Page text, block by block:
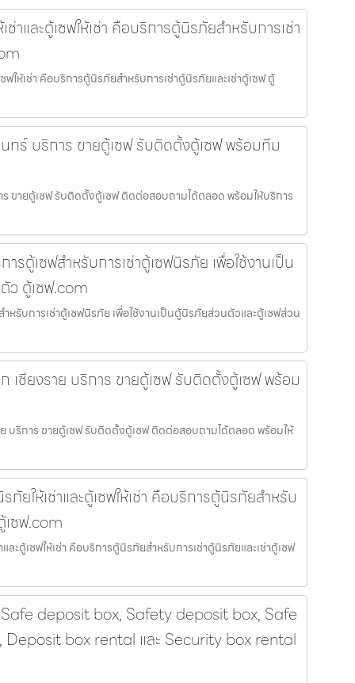
าและตู้เซฟให้เช่า คือบริการตู้นิรภัยสำหรับการเช่า
ให้เช่า คือบริการตู้นิรภัยสำหรับการเช่าตู้นิรภัยและเช่าตู้เซฟ ตู้
ทร์ บริการ ขายตู้เซฟ รับติดตั้งตู้เซฟ พร้อมทีม
ขายตู้เซฟ รับติดตั้งตู้เซฟ ติดต่อสอบถามได้ตลอด พร้อมให้บริการ
ตู้เซฟสำหรับการเช่าตู้เซฟนิรภัย เพื่อใช้งานเป็น
ว ตู้เซฟ.com
รับการเช่าตู้เซฟนิรภัย เพื่อใช้งานเป็นตู้นิรภัยส่วนตัวและตู้เซฟส่วน
เชียงราย บริการ ขายตู้เซฟ รับติดตั้งตู้เซฟ พร้อม
บริการ ขายตู้เซฟ รับติดตั้งตู้เซฟ ติดต่อสอบถามได้ตลอด พร้อมให้
ยให้เช่าและตู้เซฟให้เช่า คือบริการตู้นิรภัยสำหรับ
เซฟ.com
ะตู้เซฟให้เช่า คือบริการตู้นิรภัยสำหรับการเช่าตู้นิรภัยและเช่าตู้เซฟ
deposit box, Safety deposit box, Safe
box rental และ Security box rental